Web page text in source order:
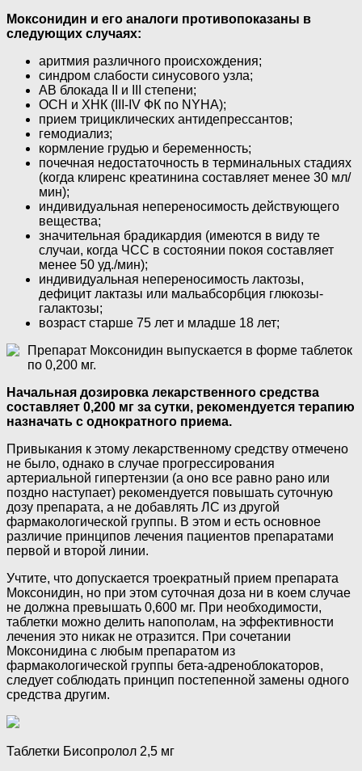
Моксонидин и его аналоги противопоказаны в
следующих случаях:
аритмия различного происхождения;
синдром слабости синусового узла;
АВ блокада II и III степени;
ОСН и ХНК (III-IV ФК по NYHA);
прием трициклических антидепрессантов;
гемодиализ;
кормление грудью и беременность;
почечная недостаточность в терминальных стадиях
(когда клиренс креатинина составляет менее 30 мл/
мин);
индивидуальная непереносимость действующего
вещества;
значительная брадикардия (имеются в виду те
случаи, когда ЧСС в состоянии покоя составляет
менее 50 уд./мин);
индивидуальная непереносимость лактозы,
дефицит лактазы или мальабсорбция глюкозы-
галактозы;
возраст старше 75 лет и младше 18 лет;
Препарат Моксонидин выпускается в форме таблеток
по 0,200 мг.
Начальная дозировка лекарственного средства
составляет 0,200 мг за сутки, рекомендуется терапию
назначать с однократного приема.
Привыкания к этому лекарственному средству отмечено
не было, однако в случае прогрессирования
артериальной гипертензии (а оно все равно рано или
поздно наступает) рекомендуется повышать суточную
дозу препарата, а не добавлять ЛС из другой
фармакологической группы. В этом и есть основное
различие принципов лечения пациентов препаратами
первой и второй линии.
Учтите, что допускается троекратный прием препарата
Моксонидин, но при этом суточная доза ни в коем случае
не должна превышать 0,600 мг. При необходимости,
таблетки можно делить напополам, на эффективности
лечения это никак не отразится. При сочетании
Моксонидина с любым препаратом из
фармакологической группы бета-адреноблокаторов,
следует соблюдать принцип постепенной замены одного
средства другим.
Таблетки Бисопролол 2,5 мг